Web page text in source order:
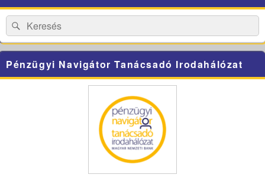
Widget
Area
Search
for:
Search
Pénzügyi Navigátor Tanácsadó Irodahálózat